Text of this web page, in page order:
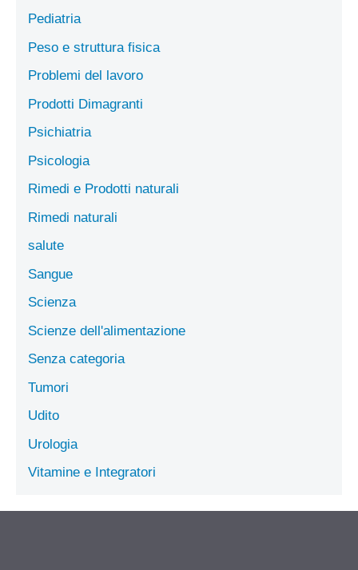
Pediatria
Peso e struttura fisica
Problemi del lavoro
Prodotti Dimagranti
Psichiatria
Psicologia
Rimedi e Prodotti naturali
Rimedi naturali
salute
Sangue
Scienza
Scienze dell'alimentazione
Senza categoria
Tumori
Udito
Urologia
Vitamine e Integratori